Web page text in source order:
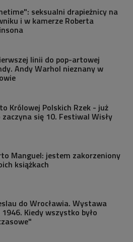
seksualni drapieżnicy na
i w kamerze Roberta
linii do pop-artowej
Andy Warhol nieznany w
Królowej Polskich Rzek - już
się 10. Festiwal Wisły
Manguel: jestem zakorzeniony
książkach
do Wrocławia. Wystawa
Kiedy wszystko było